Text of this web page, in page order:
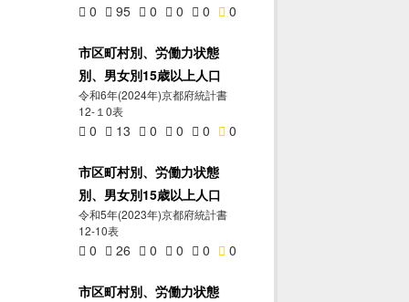
0 95 0 0 0 0
市区町村別、労働力状態
別、男女別15歳以上人口
令和6年(2024年)京都府統計書
12-１0表
0 13 0 0 0 0
市区町村別、労働力状態
別、男女別15歳以上人口
令和5年(2023年)京都府統計書
12-10表
0 26 0 0 0 0
市区町村別、労働力状態